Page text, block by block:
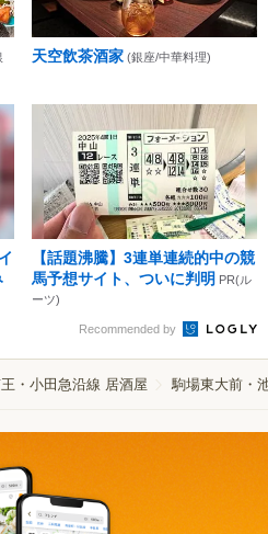
天空飲茶酒家 (銀座/中華料理)
【話題沸騰】3連単連続的中の競
馬予想サイト、ついに判明 PR(ル
ーツ)
Recommended by
・小田急沿線 居酒屋 駒場東大前・